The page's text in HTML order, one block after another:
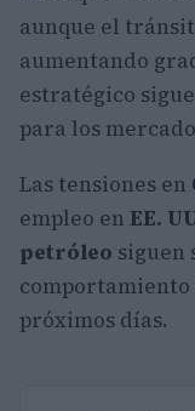
aunque el
aumentando
estratégico
para los
Las tensiones en
empleo en EE.
petróleo siguen
comportamiento
próximos días.